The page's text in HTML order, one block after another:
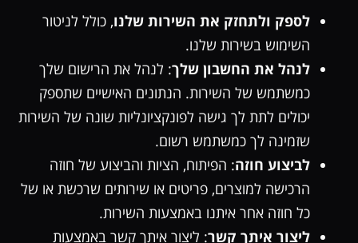
לספק ולתחזק את השירות שלנו, כולל לניטור
השימוש בשירות שלנו.
לנהל את החשבון שלך: לנהל את הרישום שלך
כמשתמש של השירות. הנתונים האישיים שתספק
יכולים לתת לך גישה לפונקציונליות שונה של השירות
שזמינה לך כמשתמש רשום.
לביצוע חוזה: הפיתוח, הציות והביצוע של חוזה
הרכישה למוצרים, פריטים או שירותים שרכשת או של
כל חוזה אחר איתנו באמצעות השירות.
ליצור איתך קשר: ליצור איתך קשר באמצעות